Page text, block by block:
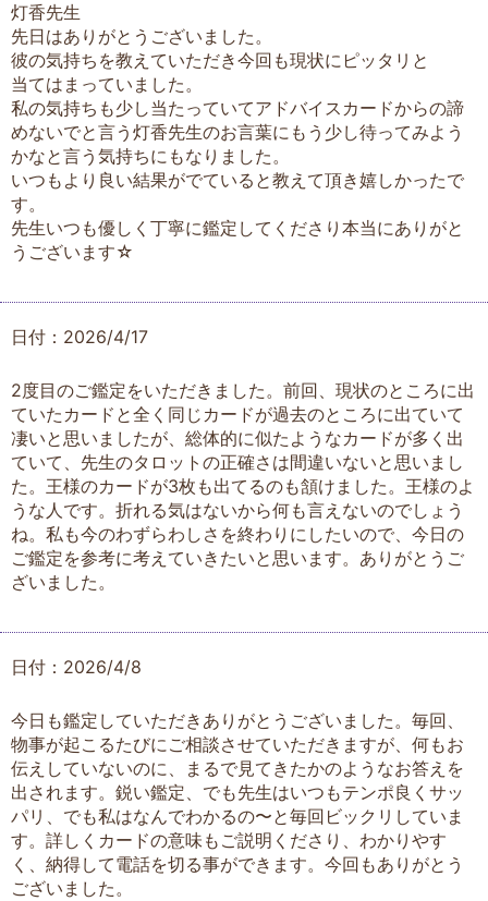
灯香先生
先日はありがとうございました。
彼の気持ちを教えていただき今回も現状にピッタリと
当てはまっていました。
私の気持ちも少し当たっていてアドバイスカードからの諦
めないでと言う灯香先生のお言葉にもう少し待ってみよう
かなと言う気持ちにもなりました。
いつもより良い結果がでていると教えて頂き嬉しかったで
す。
先生いつも優しく丁寧に鑑定してくださり本当にありがと
うございます☆
日付：2026/4/17
2度目のご鑑定をいただきました。前回、現状のところに出
ていたカードと全く同じカードが過去のところに出ていて
凄いと思いましたが、総体的に似たようなカードが多く出
ていて、先生のタロットの正確さは間違いないと思いまし
た。王様のカードが3枚も出てるのも頷けました。王様のよ
うな人です。折れる気はないから何も言えないのでしょう
ね。私も今のわずらわしさを終わりにしたいので、今日の
ご鑑定を参考に考えていきたいと思います。ありがとうご
ざいました。
日付：2026/4/8
今日も鑑定していただきありがとうございました。毎回、
物事が起こるたびにご相談させていただきますが、何もお
伝えしていないのに、まるで見てきたかのようなお答えを
出されます。鋭い鑑定、でも先生はいつもテンポ良くサッ
パリ、でも私はなんでわかるの〜と毎回ビックリしていま
す。詳しくカードの意味もご説明くださり、わかりやす
く、納得して電話を切る事ができます。今回もありがとう
ございました。